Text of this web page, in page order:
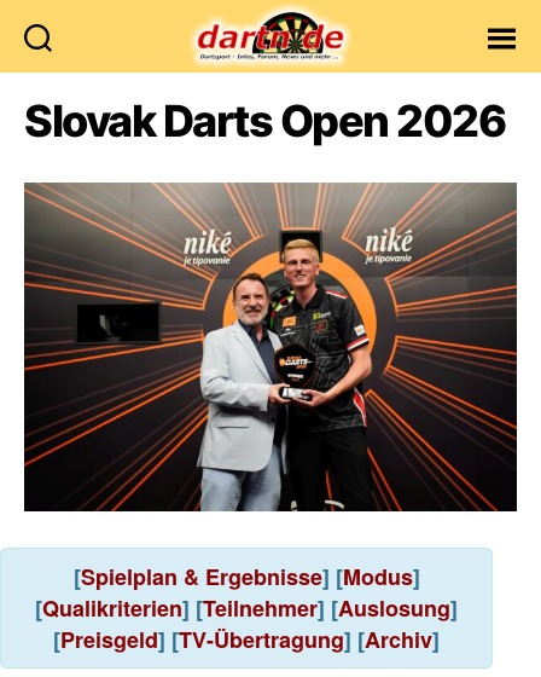
Slovak Darts Open 2026
[Spielplan & Ergebnisse] [Modus]
[Qualikriterien] [Teilnehmer] [Auslosung]
[Preisgeld] [TV-Übertragung] [Archiv]